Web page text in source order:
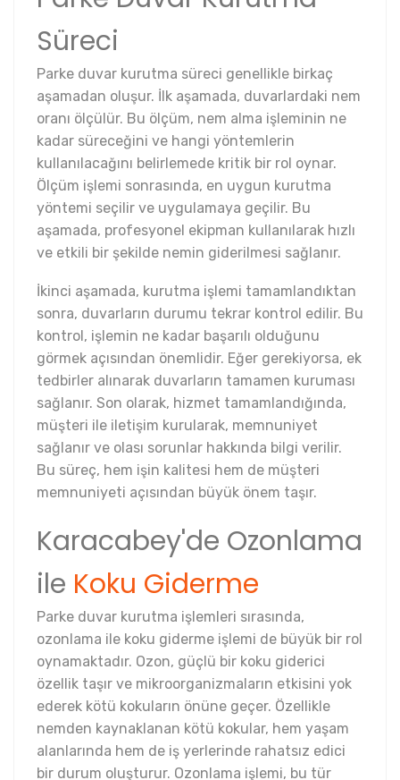
Süreci
Parke duvar kurutma süreci genellikle birkaç
aşamadan oluşur. İlk aşamada, duvarlardaki nem
oranı ölçülür. Bu ölçüm, nem alma işleminin ne
kadar süreceğini ve hangi yöntemlerin
kullanılacağını belirlemede kritik bir rol oynar.
Ölçüm işlemi sonrasında, en uygun kurutma
yöntemi seçilir ve uygulamaya geçilir. Bu
aşamada, profesyonel ekipman kullanılarak hızlı
ve etkili bir şekilde nemin giderilmesi sağlanır.
İkinci aşamada, kurutma işlemi tamamlandıktan
sonra, duvarların durumu tekrar kontrol edilir. Bu
kontrol, işlemin ne kadar başarılı olduğunu
görmek açısından önemlidir. Eğer gerekiyorsa, ek
tedbirler alınarak duvarların tamamen kuruması
sağlanır. Son olarak, hizmet tamamlandığında,
müşteri ile iletişim kurularak, memnuniyet
sağlanır ve olası sorunlar hakkında bilgi verilir.
Bu süreç, hem işin kalitesi hem de müşteri
memnuniyeti açısından büyük önem taşır.
Karacabey'de Ozonlama
ile Koku Giderme
Parke duvar kurutma işlemleri sırasında,
ozonlama ile koku giderme işlemi de büyük bir rol
oynamaktadır. Ozon, güçlü bir koku giderici
özellik taşır ve mikroorganizmaların etkisini yok
ederek kötü kokuların önüne geçer. Özellikle
nemden kaynaklanan kötü kokular, hem yaşam
alanlarında hem de iş yerlerinde rahatsız edici
bir durum oluşturur. Ozonlama işlemi, bu tür